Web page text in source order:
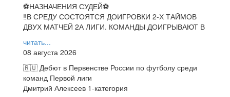
⚽НАЗНАЧЕНИЯ СУДЕЙ⚽
‼В СРЕДУ СОСТОЯТСЯ ДОИГРОВКИ 2-Х ТАЙМОВ
ДВУХ МАТЧЕЙ 2А ЛИГИ. КОМАНДЫ ДОИГРЫВАЮТ В
читать...
08 августа 2026
🇷🇺 Дебют в Первенстве России по футболу среди
команд Первой лиги
Дмитрий Алексеев 1-категория